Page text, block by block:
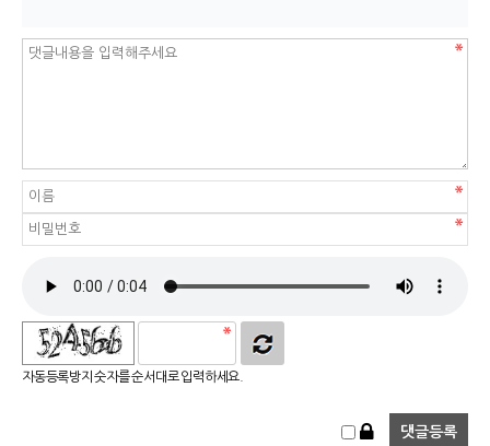
자동등록방지 숫자를 순서대로 입력하세요.